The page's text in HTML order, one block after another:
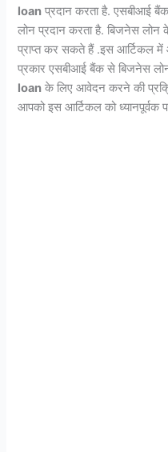
loan प्रदान करता है. एसबीआई
लोन प्रदान करता है. बिजनेस
प्राप्त कर सकते हैं .इस आर्टिकल
प्रकार एसबीआई बैंक से बिजनेस
loan के लिए आवेदन करने की
आपको इस आर्टिकल को ध्यानपूर्वक